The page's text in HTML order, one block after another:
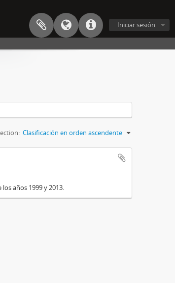
Iniciar sesión
Clasificación en orden ascendente
años 1999 y 2013.